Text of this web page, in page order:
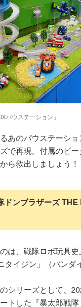
パウステーション」
あのパウステーシ
で再現。付属のビー
ら救出しましょう！
ドンブラザーズ
は、戦隊ロボ玩具
タイジン」（バンダ
シリーズとして、
トした『暴太郎戦